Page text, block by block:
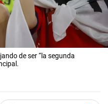
de ser “la segunda